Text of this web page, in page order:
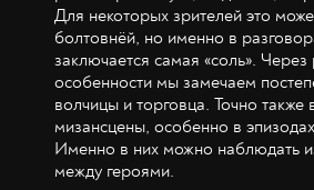
Для некоторых зрителей это
болтовнёй, но именно в
заключается самая «соль». Через
особенности мы замечаем
волчицы и торговца. Точно также
мизансцены, особенно в
Именно в них можно наблюдать
между героями.